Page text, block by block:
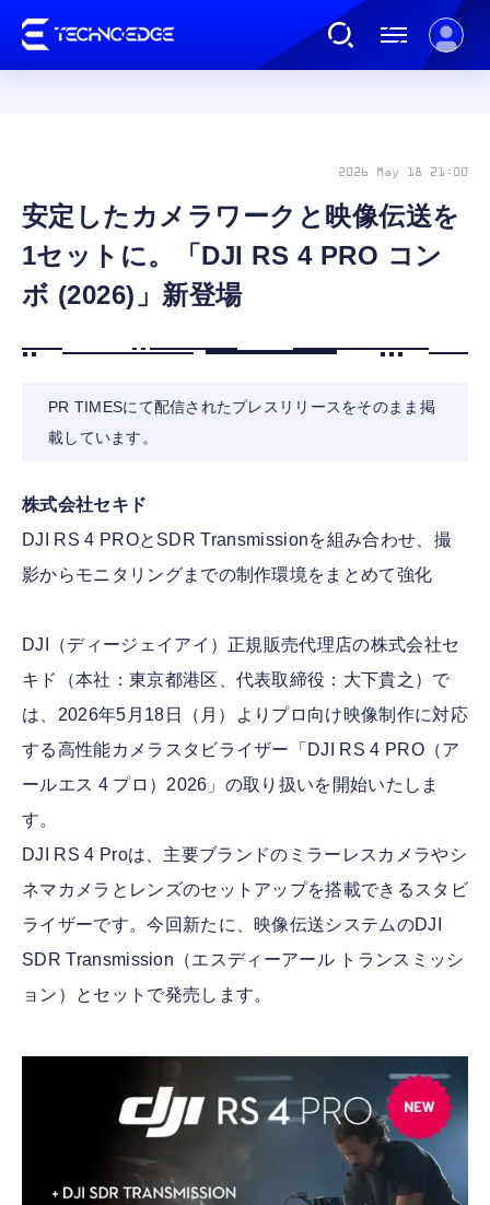
AI
ガジェット
ゲーム
カルチャー
安定したカメラワークと映像伝送を
1セットに。「DJI RS 4 PRO コン
ボ (2026)」新登場
2026 May 18 21:00
PR TIMESにて配信されたプレスリリースをそのまま掲
載しています。
株式会社セキド
DJI RS 4 PROとSDR Transmissionを組み合わせ、撮
影からモニタリングまでの制作環境をまとめて強化
DJI（ディージェイアイ）正規販売代理店の株式会社セ
キド（本社：東京都港区、代表取締役：大下貴之）で
は、2026年5月18日（月）よりプロ向け映像制作に対応
する高性能カメラスタビライザー「DJI RS 4 PRO（ア
ールエス 4 プロ）2026」の取り扱いを開始いたしま
す。
DJI RS 4 Proは、主要ブランドのミラーレスカメラやシ
ネマカメラとレンズのセットアップを搭載できるスタビ
ライザーです。今回新たに、映像伝送システムのDJI
SDR Transmission（エスディーアール トランスミッシ
ョン）とセットで発売します。